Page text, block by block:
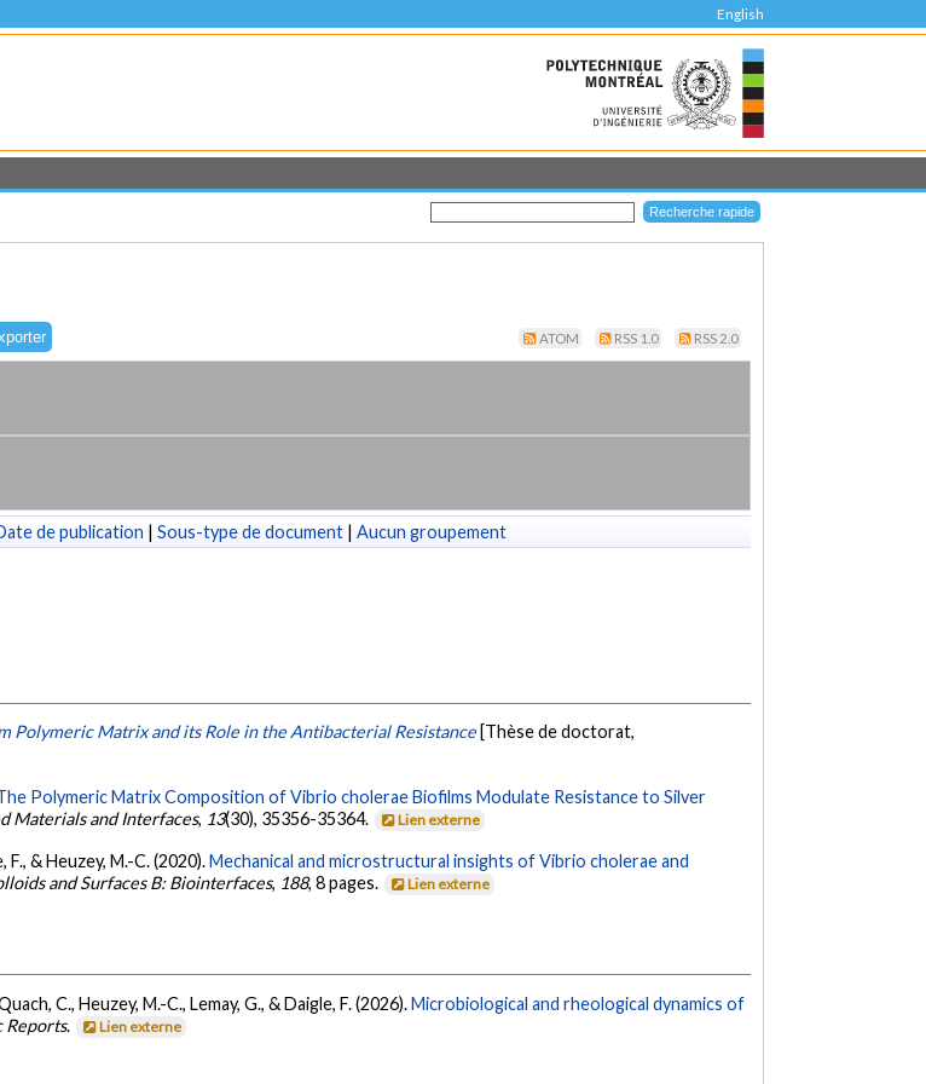
English
ATOM RSS 1.0 RSS 2.0
de publication | Sous-type de document | Aucun groupement
Polymeric Matrix and its Role in the Antibacterial Resistance [Thèse de doctorat,
Polymeric Matrix Composition of Vibrio cholerae Biofilms Modulate Resistance to Silver
Materials and Interfaces, 13(30), 35356-35364. Lien externe
F., & Heuzey, M.-C. (2020).Mechanical and microstructural insights of Vibrio cholerae and
and Surfaces B: Biointerfaces, 188, 8 pages. Lien externe
C., Heuzey, M.-C., Lemay, G., & Daigle, F. (2026).Microbiological and rheological dynamics of
Reports. Lien externe